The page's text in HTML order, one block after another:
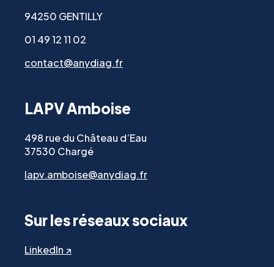
94250 GENTILLY
01 49 12 11 02
contact@anydiag.fr
LAPV Amboise
498 rue du Château d’Eau
37530 Chargé
lapv.amboise@anydiag.fr
Sur les réseaux sociaux
LinkedIn ↗